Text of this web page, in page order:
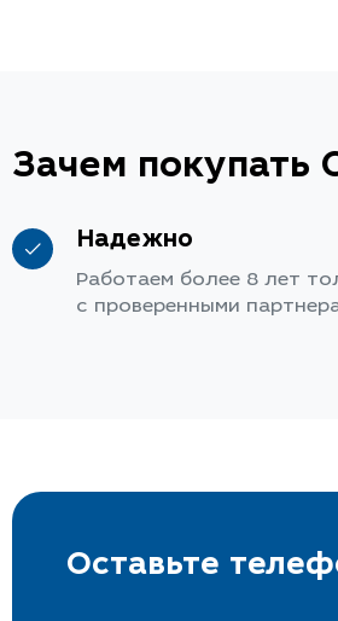
Зачем покупать
Надежно
Работаем более 8 лет
с проверенными
Оставьте